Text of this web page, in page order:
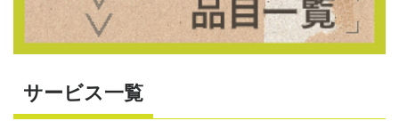
サービス一覧